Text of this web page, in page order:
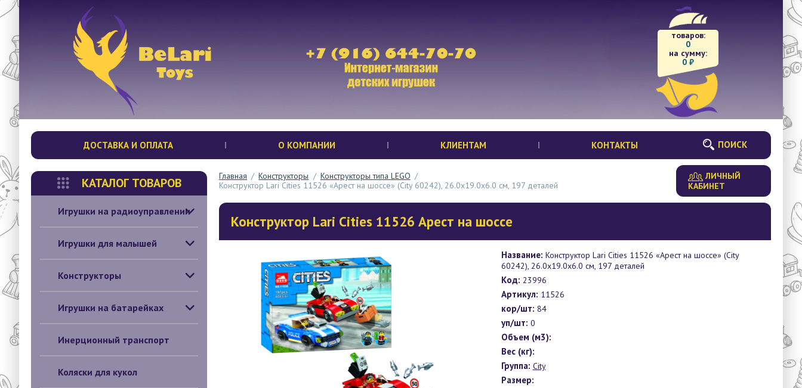
товаров:
0
на сумму:
0 ₽
ДОСТАВКА И ОПЛАТА О КОМПАНИИ КЛИЕНТАМ КОНТАКТЫ ПОИСК
КАТАЛОГ ТОВАРОВ
Игрушки на радиоуправлении
Игрушки для малышей
Конструкторы
Игрушки на батарейках
Инерционный транспорт
Коляски для кукол
Главная / Конструкторы / Конструкторы типа LEGO /
Конструктор Lari Cities 11526 «Арест на шоссе» (City 60242), 26.0x19.0x6.0 см, 197 деталей
ЛИЧНЫЙ
КАБИНЕТ
Конструктор Lari Cities 11526 Арест на шоссе
Название: Конструктор Lari Cities 11526 «Арест на шоссе» (City
60242), 26.0x19.0x6.0 см, 197 деталей
Код: 23996
Артикул: 11526
кор/шт: 84
уп/шт: 0
Объем (м3):
Вес (кг):
Группа: City
Размер: